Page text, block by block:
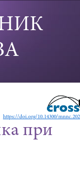
https://doi.org/10.14300/
при